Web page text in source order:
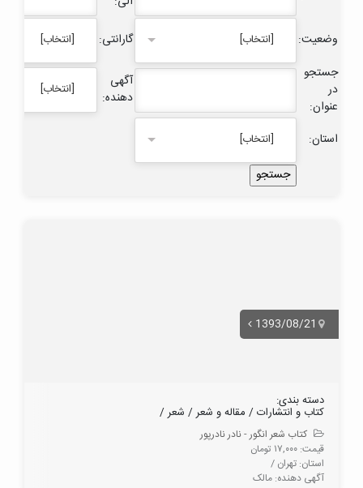
وضعیت:
[انتخاب] گارانتی: [انتخاب]
جستجو
در
عنوان:
آگهی
دهنده:
[انتخاب]
استان: [انتخاب]
1393/08/21
دسته بندی:
کتاب و انتشارات / مقاله و شعر / شعر /
کتاب شعر انگور - نادر نادرپور
قیمت: ۱۷,۰۰۰ تومان
استان: تهران /
آگهی دهنده: مالک